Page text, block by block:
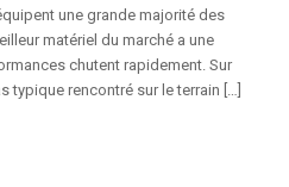
une grande majorité des
matériel du marché a une
chutent rapidement. Sur
typique rencontré sur le terrain […]